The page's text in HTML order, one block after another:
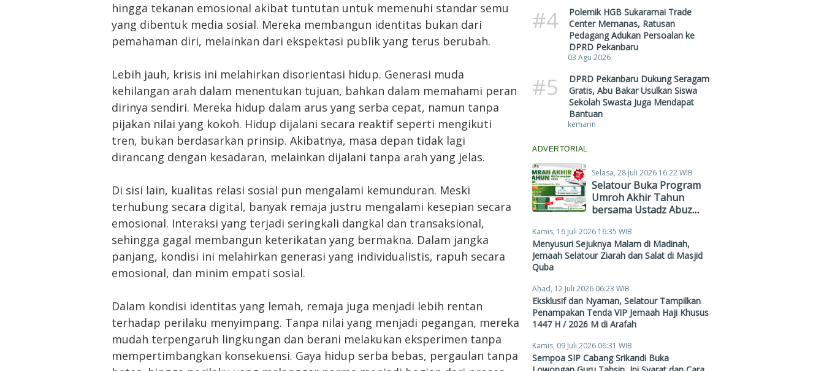
hingga tekanan emosional akibat tuntutan untuk memenuhi standar semu
yang dibentuk media sosial. Mereka membangun identitas bukan dari
pemahaman diri, melainkan dari ekspektasi publik yang terus berubah.
Lebih jauh, krisis ini melahirkan disorientasi hidup. Generasi muda
kehilangan arah dalam menentukan tujuan, bahkan dalam memahami peran
dirinya sendiri. Mereka hidup dalam arus yang serba cepat, namun tanpa
pijakan nilai yang kokoh. Hidup dijalani secara reaktif seperti mengikuti
tren, bukan berdasarkan prinsip. Akibatnya, masa depan tidak lagi
dirancang dengan kesadaran, melainkan dijalani tanpa arah yang jelas.
Di sisi lain, kualitas relasi sosial pun mengalami kemunduran. Meski
terhubung secara digital, banyak remaja justru mengalami kesepian secara
emosional. Interaksi yang terjadi seringkali dangkal dan transaksional,
sehingga gagal membangun keterikatan yang bermakna. Dalam jangka
panjang, kondisi ini melahirkan generasi yang individualistis, rapuh secara
emosional, dan minim empati sosial.
Dalam kondisi identitas yang lemah, remaja juga menjadi lebih rentan
terhadap perilaku menyimpang. Tanpa nilai yang menjadi pegangan, mereka
mudah terpengaruh lingkungan dan berani melakukan eksperimen tanpa
mempertimbangkan konsekuensi. Gaya hidup serba bebas, pergaulan tanpa
#4
Polemik HGB Sukaramai Trade
Center Memanas, Ratusan
Pedagang Adukan Persoalan ke
DPRD Pekanbaru
03 Agu 2026
#5
DPRD Pekanbaru Dukung Seragam
Gratis, Abu Bakar Usulkan Siswa
Sekolah Swasta Juga Mendapat
Bantuan
kemarin
ADVERTORIAL
Selasa, 28 Juli 2026 16:22 WIB
Selatour Buka Program
Umroh Akhir Tahun
bersama Ustadz Abuz
Mulai Rp38,4 Juta
Kamis, 16 Juli 2026 16:35 WIB
Menyusuri Sejuknya Malam di Madinah,
Jemaah Selatour Ziarah dan Salat di Masjid
Quba
Ahad, 12 Juli 2026 06:23 WIB
Eksklusif dan Nyaman, Selatour Tampilkan
Penampakan Tenda VIP Jemaah Haji Khusus
1447 H / 2026 M di Arafah
Kamis, 09 Juli 2026 06:31 WIB
Sempoa SIP Cabang Srikandi Buka